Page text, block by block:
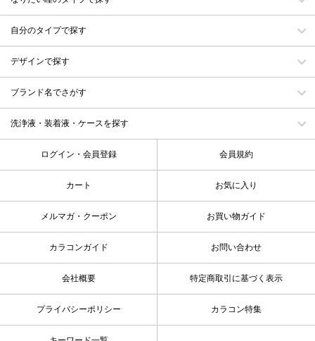
自分のタイプで探す
デザインで探す
ブランド名でさがす
洗浄液・装着液・ケースを探す
ログイン・会員登録 会員規約
カート お気に入り
メルマガ・クーポン お買い物ガイド
カラコンガイド お問い合わせ
会社概要 特定商取引に基づく表示
プライバシーポリシー カラコン特集